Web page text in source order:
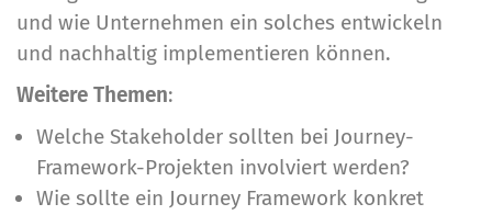
und wie Unternehmen ein solches entwickeln
und nachhaltig implementieren können.
Weitere Themen:
Welche Stakeholder sollten bei Journey-
Framework-Projekten involviert werden?
Wie sollte ein Journey Framework konkret